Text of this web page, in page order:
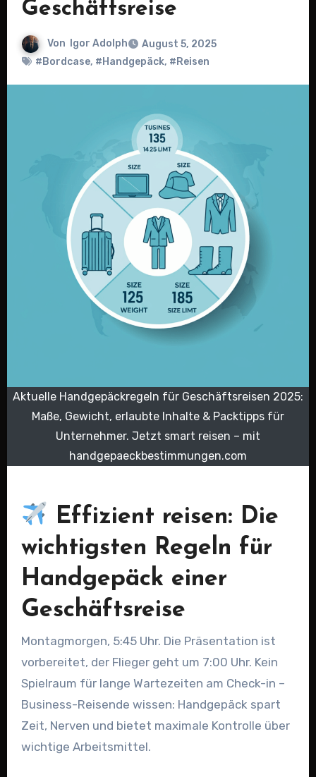
Geschäftsreise
Von Igor Adolph
August 5, 2025
#Bordcase, #Handgepäck, #Reisen
Aktuelle Handgepäckregeln für Geschäftsreisen 2025:
Maße, Gewicht, erlaubte Inhalte & Packtipps für
Unternehmer. Jetzt smart reisen – mit
handgepaeckbestimmungen.com
Effizient reisen: Die
wichtigsten Regeln für
Handgepäck einer
Geschäftsreise
Montagmorgen, 5:45 Uhr. Die Präsentation ist
vorbereitet, der Flieger geht um 7:00 Uhr. Kein
Spielraum für lange Wartezeiten am Check-in –
Business-Reisende wissen: Handgepäck spart
Zeit, Nerven und bietet maximale Kontrolle über
wichtige Arbeitsmittel.